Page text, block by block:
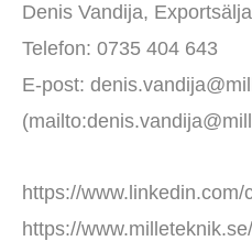
Denis Vandija,
Telefon: 0735 404 643
E-post:
https://
https://www.milleteknik.se/